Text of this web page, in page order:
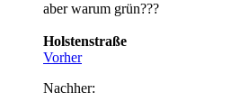
aber warum grün???
Holstenstraße
Vorher
Nachher: